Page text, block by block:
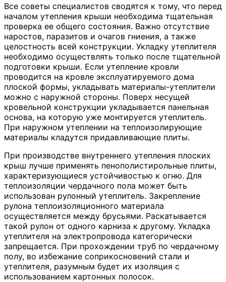
Все советы специалистов сводятся к тому, что перед
началом утепления крыши необходима тщательная
проверка ее общего состояния. Важно отсутствие
наростов, паразитов и очагов гниения, а также
целостность всей конструкции. Укладку утеплителя
необходимо осуществлять только после тщательной
подготовки крыши. Если утепление кровли
проводится на кровле эксплуатируемого дома
плоской формы, укладывать материалы-утеплители
можно с наружной стороны. Поверх несущей
кровельной конструкции укладывается панельная
основа, на которую уже монтируется утеплитель.
При наружном утеплении на теплоизолирующие
материалы кладутся придавливающие плиты.
При производстве внутреннего утепления плоских
крыш лучше применять пенополистирольные плиты,
характеризующиеся устойчивостью к огню. Для
теплоизоляции чердачного пола может быть
использован рулонный утеплитель. Закрепление
рулона теплоизоляционного материала
осуществляется между брусьями. Раскатывается
такой рулон от одного карниза к другому. Укладка
утеплителя на электропровода категорически
запрещается. При прохождении труб по чердачному
полу, во избежание соприкосновений стали и
утеплителя, разумным будет их изоляция с
использованием картонных полосок.